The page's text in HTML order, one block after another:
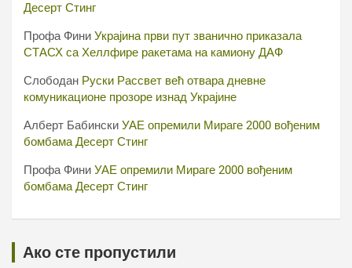
Десерт Стинг
Профа Фини Украјина први пут званично приказала
СТАСХ са Хеллфире ракетама на камиону ДАФ
Слободан Руски Рассвет већ отвара дневне
комуникационе прозоре изнад Украјине
Алберт Бабински УАЕ опремили Мираге 2000 вођеним
бомбама Десерт Стинг
Профа Фини УАЕ опремили Мираге 2000 вођеним
бомбама Десерт Стинг
Ако сте пропустили